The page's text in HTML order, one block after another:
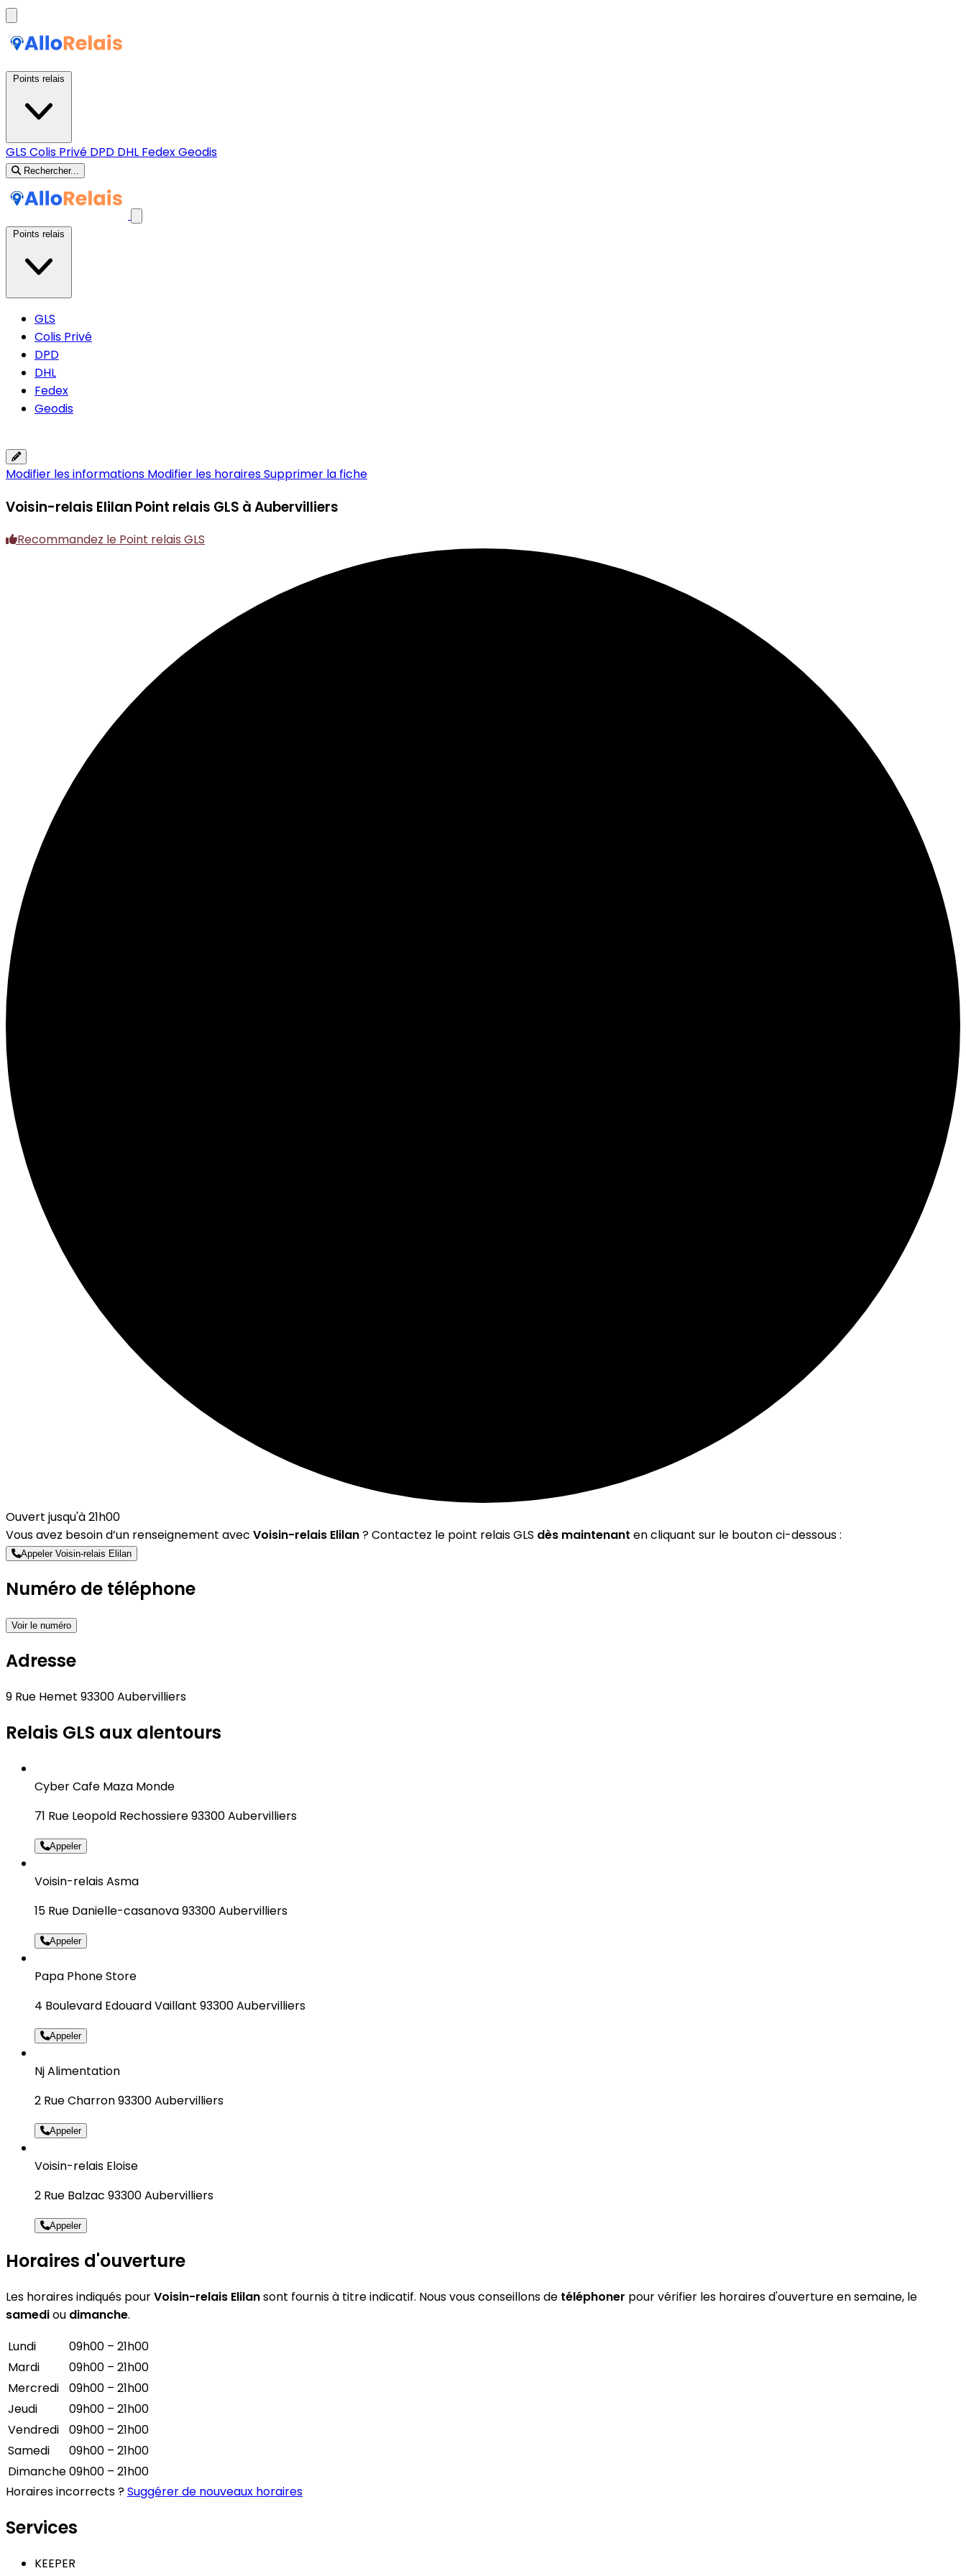
GLS Colis Privé DPD DHL FedexGeodis
Rechercher...
GLS
Colis Privé
DPD
DHL
Fedex
Geodis
Modifier les informations Modifier les horairesSupprimer la fiche
Voisin-relais Elilan Point relais GLS à Aubervilliers
Recommandez le Point relais GLS
Ouvert jusqu'à 21h00
Vous avez besoin d’un renseignement avec Voisin-relais Elilan? Contactez le point relais GLS dès maintenant en cliquant sur le bouton ci-dessous :
Appeler Voisin-relais Elilan
Numéro de téléphone
Voir le numéro
Adresse
9 Rue Hemet 93300 Aubervilliers
Relais GLS aux alentours
Cyber Cafe Maza Monde
71 Rue Leopold Rechossiere 93300 Aubervilliers
Appeler
Voisin-relais Asma
15 Rue Danielle-casanova 93300 Aubervilliers
Appeler
Papa Phone Store
4 Boulevard Edouard Vaillant 93300 Aubervilliers
Appeler
Nj Alimentation
2 Rue Charron 93300 Aubervilliers
Appeler
Voisin-relais Eloise
2 Rue Balzac 93300 Aubervilliers
Appeler
Horaires d'ouverture
Les horaires indiqués pourVoisin-relais Elilansont fournis à titre indicatif. Nous vous conseillons de téléphoner pour vérifier les horaires d'ouverture en semaine, le
samediou dimanche.
Lundi
09h00 – 21h00
Mardi
09h00 – 21h00
Mercredi
09h00 – 21h00
Jeudi
09h00 – 21h00
Vendredi
09h00 – 21h00
Samedi
09h00 – 21h00
Dimanche09h00 – 21h00
Horaires incorrects ?Suggérer de nouveaux horaires
Services
KEEPER